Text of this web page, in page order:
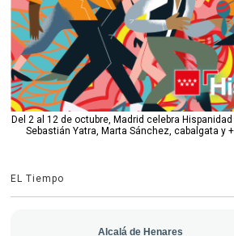
Del 2 al 12 de octubre, Madrid celebra
Sebastián Yatra, Marta Sánchez, cabalgata y
EL Tiempo